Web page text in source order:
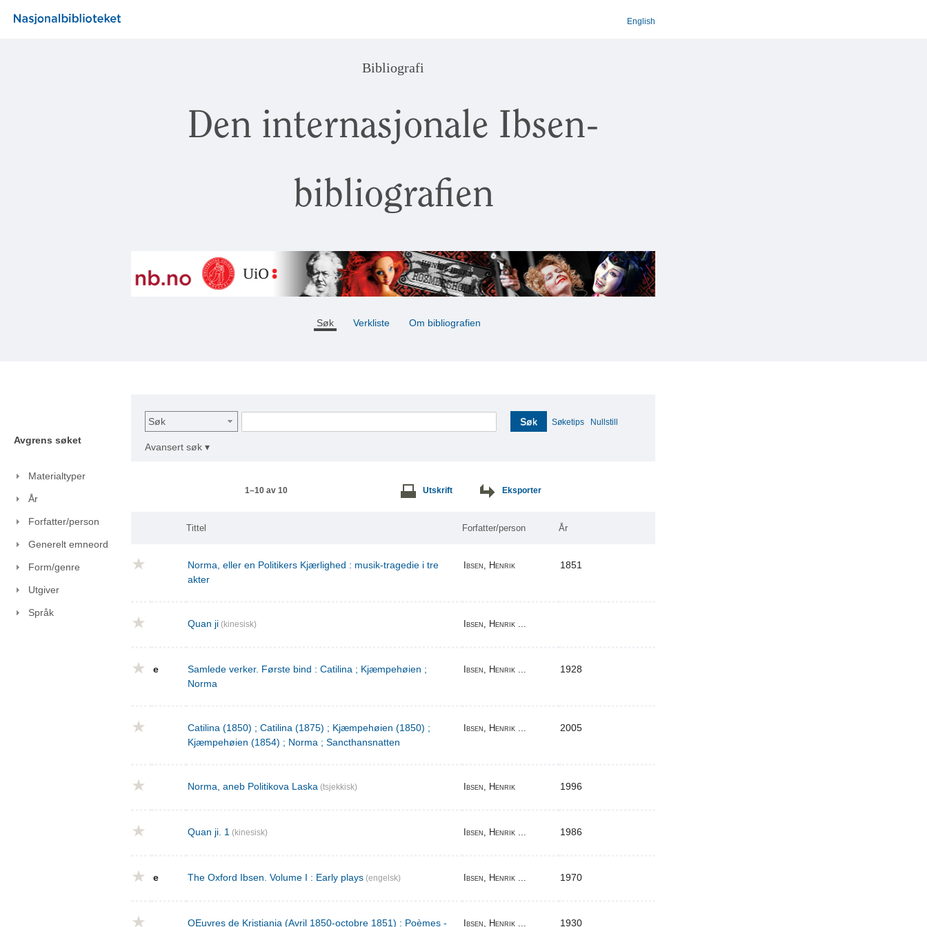
English
Bibliografi
Den internasjonale Ibsen-
bibliografien
Søk Verkliste Om bibliografien
Avgrens søket
Materialtyper
År
Forfatter/person
Generelt emneord
Form/genre
Utgiver
Språk
Søk Søk Søketips Nullstill
Avansert søk ▾
1–10 av 10 Utskrift Eksporter
Tittel Forfatter/person År
Norma, eller en Politikers Kjærlighed : musik-tragedie i tre
akter
Ibsen, Henrik 1851
Quan ji (kinesisk) Ibsen, Henrik ...
e
Samlede verker. Første bind : Catilina ; Kjæmpehøien ;
Norma
Ibsen, Henrik ... 1928
Catilina (1850) ; Catilina (1875) ; Kjæmpehøien (1850) ;
Kjæmpehøien (1854) ; Norma ; Sancthansnatten
Ibsen, Henrik ... 2005
Norma, aneb Politikova Laska (tsjekkisk) Ibsen, Henrik 1996
Quan ji. 1 (kinesisk) Ibsen, Henrik ... 1986
e The Oxford Ibsen. Volume I : Early plays (engelsk) Ibsen, Henrik ... 1970
OEuvres de Kristiania (Avril 1850-octobre 1851) : Poèmes - Ibsen, Henrik ... 1930